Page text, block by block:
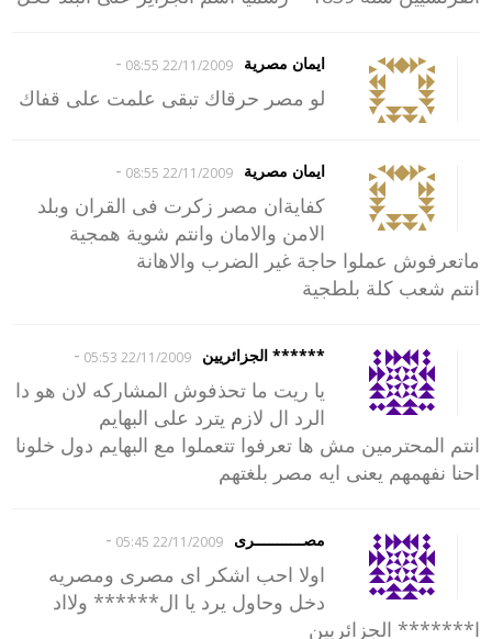
ايمان مصرية 22/11/2009 08:55
-
لو مصر حرقاك تبقى علمت على قفاك
ايمان مصرية 22/11/2009 08:55
-
كفايةان مصر زكرت فى القران وبلد
الامن والامان وانتم شوية همجية
ماتعرفوش عملوا حاجة غير الضرب والاهانة
انتم شعب كلة بلطجية
****** الجزائريين 22/11/2009 05:53
-
يا ريت ما تحذفوش المشاركه لان هو دا
الرد ال لازم يترد على البهايم
انتم المحترمين مش ها تعرفوا تتعملوا مع البهايم دول خلونا
احنا نفهمهم يعنى ايه مصر بلغتهم
مصـــــــــــرى 22/11/2009 05:45
-
اولا احب اشكر اى مصرى ومصريه
دخل وحاول يرد يا ال****** ولااد
ا******* الجزائريين